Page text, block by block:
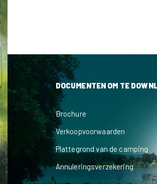
DOCUMENTEN OM TE
Brochure
Verkoopvoorwaarden
Plattegrond van de camping
Annuleringsverzekering